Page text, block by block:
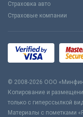
Страховка авто
Страховые компании
© 2008-2026 ООО
Копирование и
только с гиперссылкой
Материалы с пометками